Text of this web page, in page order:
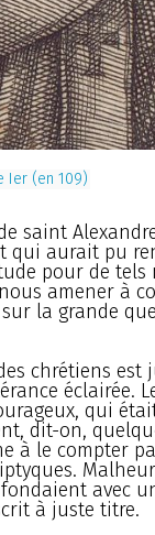
Ier (en 109)
saint
qui aurait pu
pour de tels
amener à
la grande
chrétiens est
éclairée.
qui
dit-on,
à le compter
avec
à juste titre.